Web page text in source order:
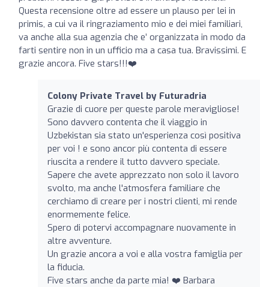
Questa recensione oltre ad essere un plauso per lei in
primis, a cui va il ringraziamento mio e dei miei familiari,
va anche alla sua agenzia che e’ organizzata in modo da
farti sentire non in un ufficio ma a casa tua. Bravissimi. E
grazie ancora. Five stars!!!❤️
Colony Private Travel by Futuradria
Grazie di cuore per queste parole meravigliose!
Sono davvero contenta che il viaggio in
Uzbekistan sia stato un'esperienza così positiva
per voi ! e sono ancor più contenta di essere
riuscita a rendere il tutto davvero speciale.
Sapere che avete apprezzato non solo il lavoro
svolto, ma anche l'atmosfera familiare che
cerchiamo di creare per i nostri clienti, mi rende
enormemente felice.
Spero di potervi accompagnare nuovamente in
altre avventure.
Un grazie ancora a voi e alla vostra famiglia per
la fiducia.
Five stars anche da parte mia! ❤️ Barbara